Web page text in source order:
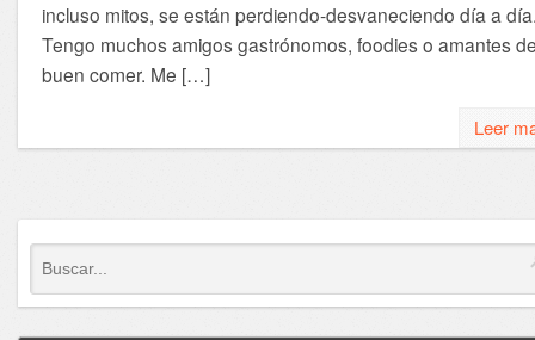
incluso mitos, se están perdiendo-desvaneciendo día a
Tengo muchos amigos gastrónomos, foodies o amantes
buen comer. Me […]
Leer